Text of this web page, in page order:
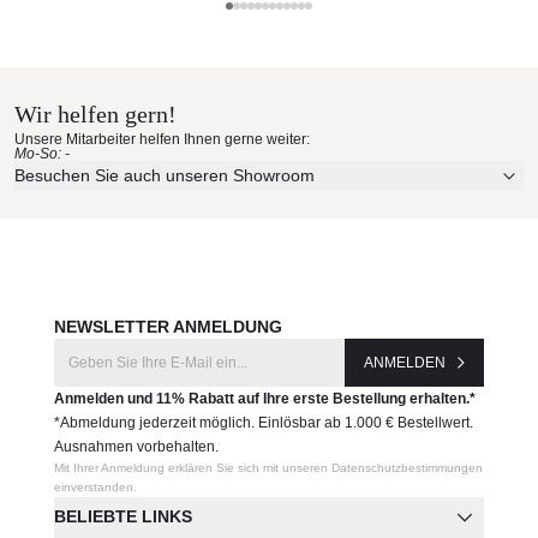
Gestell aus pulverbeschichtetem Aluminium
Sonderanfertigung nach Ihren Wünschen
Maße :170 x 98 x 41 cm
Produktnummer:
Erleben Sie unsere Stoffe und Materialien ganz in Ruhe in
Ihren eigenen vier Wänden.
Aktuelle Originalstoffe des Herstellers
Wir helfen gern!
Unsere Mitarbeiter helfen Ihnen gerne weiter:
Mo-So: -
Besuchen Sie auch unseren Showroom
BELIEBTE LINKS
NEWSLETTER ANMELDUNG
ANMELDEN
Anmelden und 11% Rabatt auf Ihre erste Bestellung erhalten.*
*Abmeldung jederzeit möglich. Einlösbar ab 1.000 € Bestellwert.
Ausnahmen vorbehalten.
Mit Ihrer Anmeldung erklären Sie sich mit unseren Datenschutzbestimmungen
einverstanden.